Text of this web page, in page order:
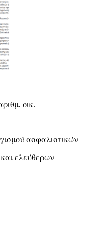
οικ.
ασφαλιστικών
ελεύθερων